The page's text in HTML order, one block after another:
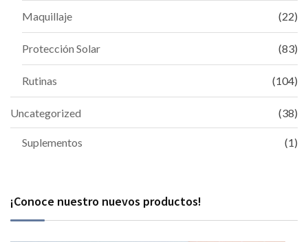
Maquillaje (22)
Protección Solar (83)
Rutinas (104)
Uncategorized (38)
Suplementos (1)
¡Conoce nuestro nuevos productos!